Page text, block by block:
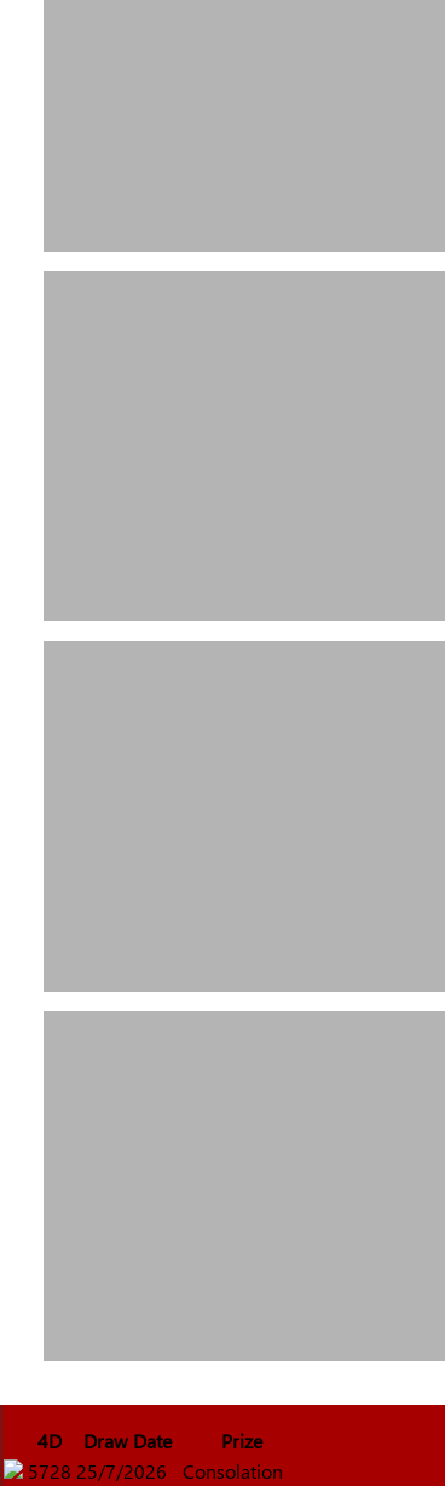
4D Draw Date
Prize
5728 25/7/2026
Consolation